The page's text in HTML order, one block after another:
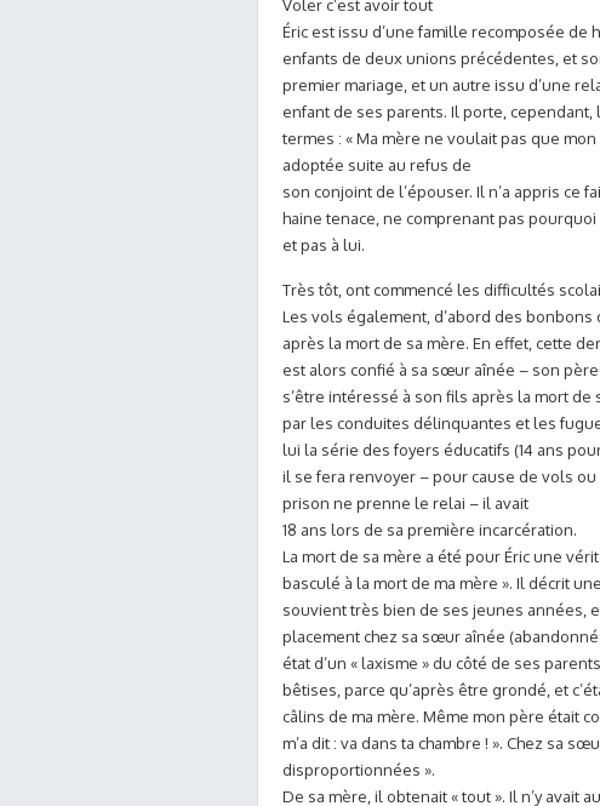
Voler c’est avoir tout
Éric est issu d’une famille recomposée de
enfants de deux unions précédentes, et
premier mariage, et un autre issu d’une
enfant de ses parents. Il porte, cependant,
termes : « Ma mère ne voulait pas que
adoptée suite au refus de
son conjoint de l’épouser. Il n’a appris ce
haine tenace, ne comprenant pas
et pas à lui.
Très tôt, ont commencé les difficultés
Les vols également, d’abord des bonbons
après la mort de sa mère. En effet, cette
est alors confié à sa sœur aînée – son
s’être intéressé à son fils après la mort
par les conduites délinquantes et les
lui la série des foyers éducatifs (14 ans
il se fera renvoyer – pour cause de vols
prison ne prenne le relai – il avait
18 ans lors de sa première incarcération.
La mort de sa mère a été pour Éric une
basculé à la mort de ma mère ». Il décrit
souvient très bien de ses jeunes années,
placement chez sa sœur aînée
état d’un « laxisme » du côté de ses
bêtises, parce qu’après être grondé, et
câlins de ma mère. Même mon père était
m’a dit : va dans ta chambre ! ». Chez sa
disproportionnées ».
De sa mère, il obtenait « tout ». Il n’y avait